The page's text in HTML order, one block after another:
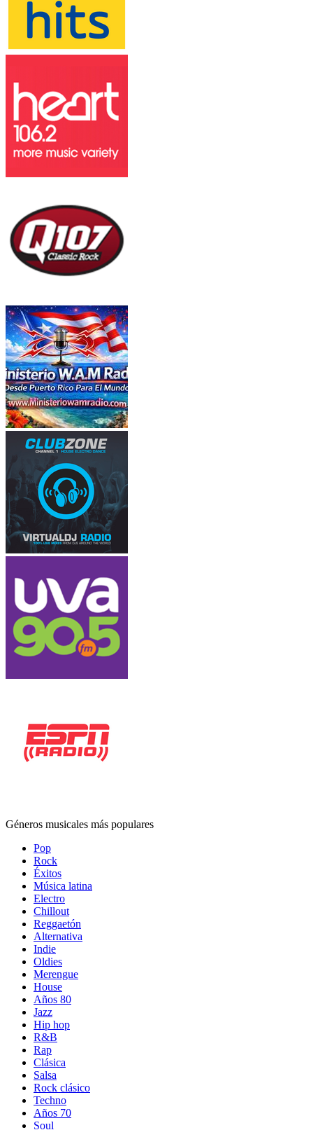
Géneros musicales más populares
Pop
Rock
Éxitos
Música latina
Electro
Chillout
Reggaetón
Alternativa
Indie
Oldies
Merengue
House
Años 80
Jazz
Hip hop
R&B
Rap
Clásica
Salsa
Rock clásico
Techno
Años 70
Soul